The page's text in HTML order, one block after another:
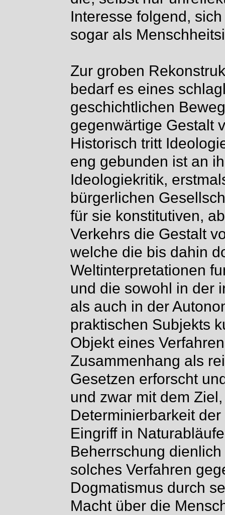
Interesse folgend,
sogar als
Zur groben
bedarf es eines
geschichtlichen
gegenwärtige Gestalt
Historisch tritt
eng gebunden ist an
Ideologiekritik,
bürgerlichen
für sie konstitutiven,
Verkehrs die Gestalt
welche die bis dahin
Weltinterpretationen
und die sowohl in der
als auch in der
praktischen Subjekts
Objekt eines
Zusammenhang als
Gesetzen erforscht
und zwar mit dem
Determinierbarkeit
Eingriff in
Beherrschung
solches Verfahren
Dogmatismus durch
Macht über die